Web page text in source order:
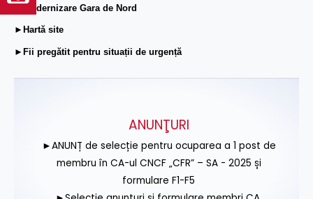
►Modernizare Gara de Nord
►Hartă site
►Fii pregătit pentru situații de urgență
ANUNŢURI
►ANUNȚ de selecție pentru ocuparea a 1 post de
membru în CA-ul CNCF „CFR” – SA - 2025 și
formulare F1-F5